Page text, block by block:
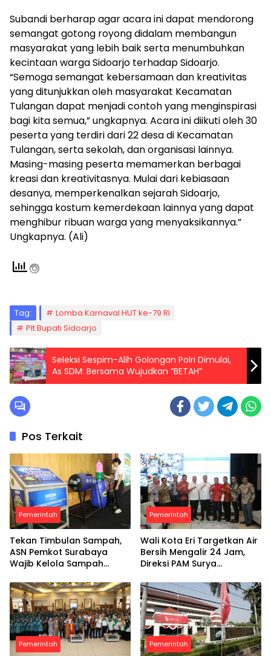
Subandi berharap agar acara ini dapat mendorong
semangat gotong royong didalam membangun
masyarakat yang lebih baik serta menumbuhkan
kecintaan warga Sidoarjo terhadap Sidoarjo.
“Semoga semangat kebersamaan dan kreativitas
yang ditunjukkan oleh masyarakat Kecamatan
Tulangan dapat menjadi contoh yang menginspirasi
bagi kita semua,” ungkapnya. Acara ini diikuti oleh 30
peserta yang terdiri dari 22 desa di Kecamatan
Tulangan, serta sekolah, dan organisasi lainnya.
Masing-masing peserta memamerkan berbagai
kreasi dan kreativitasnya. Mulai dari kebiasaan
desanya, memperkenalkan sejarah Sidoarjo,
sehingga kostum kemerdekaan lainnya yang dapat
menghibur ribuan warga yang menyaksikannya.”
Ungkapnya. (Ali)
Tag:
Lomba Karnaval HUT ke-79 RI
Plt Bupati Sidoarjo
Seleksi Sespim-Alih Golongan Polri Dimulai,
As SDM: Bersama Wujudkan “BETAH”
Pos Terkait
Pemerintah
Tekan Timbulan Sampah,
ASN Pemkot Surabaya
Wajib Kelola Sampah
Pemerintah
Wali Kota Eri Targetkan Air
Bersih Mengalir 24 Jam,
Direksi PAM Surya
Investor
Pemerintah Pemerintah